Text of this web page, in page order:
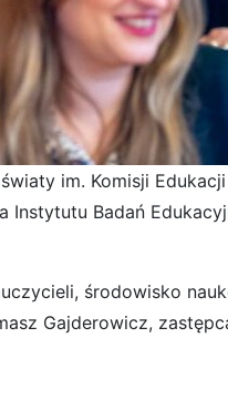
im. Komisji
Badań
środowisko
Gajderowicz,